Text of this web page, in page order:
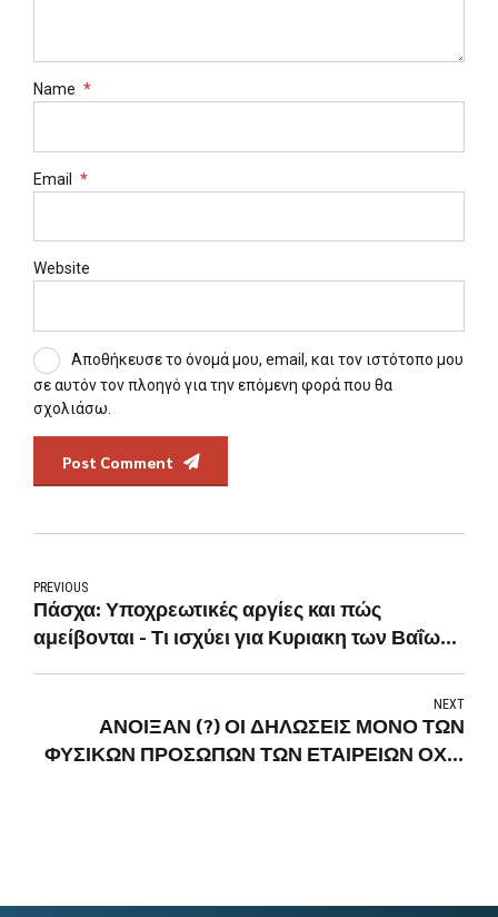
Name *
Email *
Website
Αποθήκευσε το όνομά μου, email, και τον ιστότοπο μου
σε αυτόν τον πλοηγό για την επόμενη φορά που θα
σχολιάσω.
Post Comment
PREVIOUS
Πάσχα: Υποχρεωτικές αργίες και πώς
αμείβονται - Τι ισχύει για Κυριακη των Βαΐων -
πρωτομαγια
NEXT
ΑΝΟΙΞΑΝ (?) ΟΙ ΔΗΛΩΣΕΙΣ ΜΟΝΟ ΤΩΝ
ΦΥΣΙΚΩΝ ΠΡΟΣΩΠΩΝ ΤΩΝ ΕΤΑΙΡΕΙΩΝ ΟΧΙ -